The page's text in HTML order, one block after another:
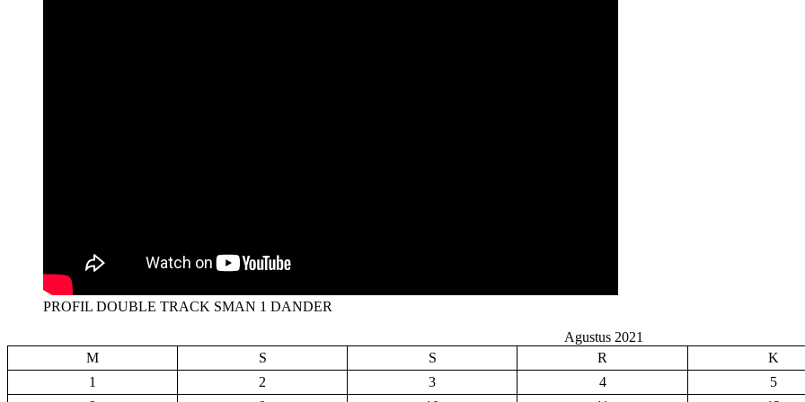
PROFIL DOUBLE TRACK SMAN 1 DANDER
Agustus 2021
M
S S R K
1
2 3 4 5